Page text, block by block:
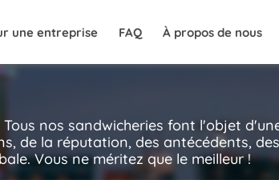
une entreprise FAQ À propos de nous
nos sandwicheries font l'objet
de la réputation, des antécédents,
Vous ne méritez que le meilleur !